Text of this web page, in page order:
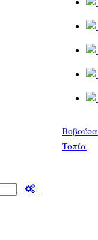
Βοβούσα
Τοπία